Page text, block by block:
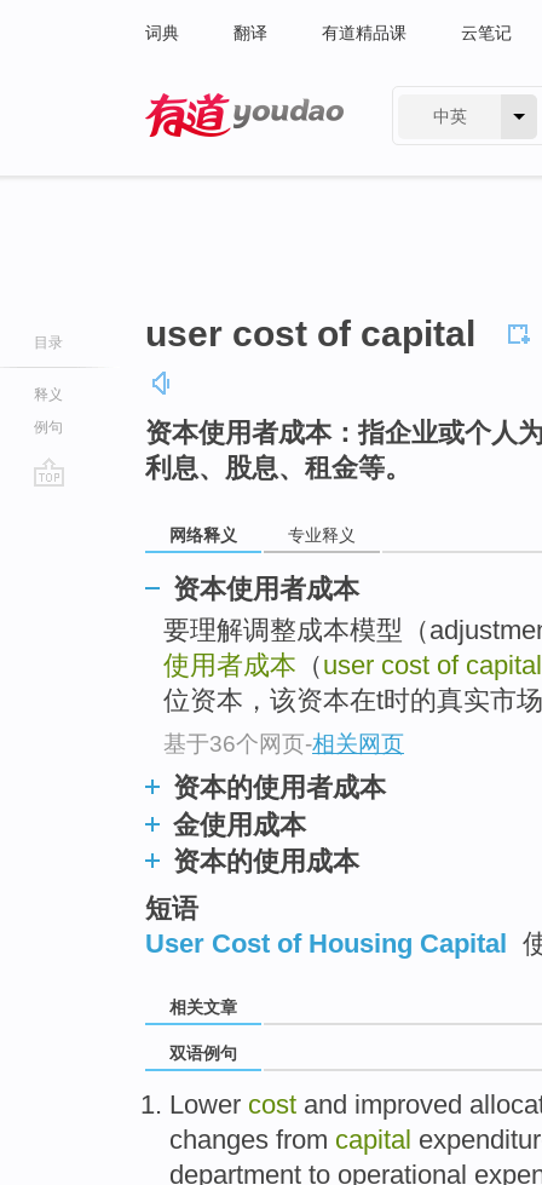
词典 翻译 有道精品课 云笔记
中英
目录
释义
例句
user cost of capital
资本使用者成本：指企业或个人
利息、股息、租金等。
网络释义 专业释义
资本使用者成本
要理解调整成本模型（
使用者成本 （user cost of capital
位资本，该资本在t时的真实市
基于36个网页-相关网页
资本的使用者成本
金使用成本
资本的使用成本
短语
User Cost of Housing Capital
相关文章
双语例句
Lower cost and improved
changes from capital
department to operational